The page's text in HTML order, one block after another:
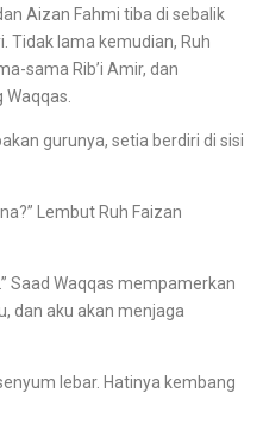
Fahmi tiba di sebalik
Tidak lama kemudian, Ruh
sama Rib’i Amir, dan
Waqqas.
gurunya, setia berdiri di sisi
Lembut Ruh Faizan
Waqqas mempamerkan
dan aku akan menjaga
lebar. Hatinya kembang